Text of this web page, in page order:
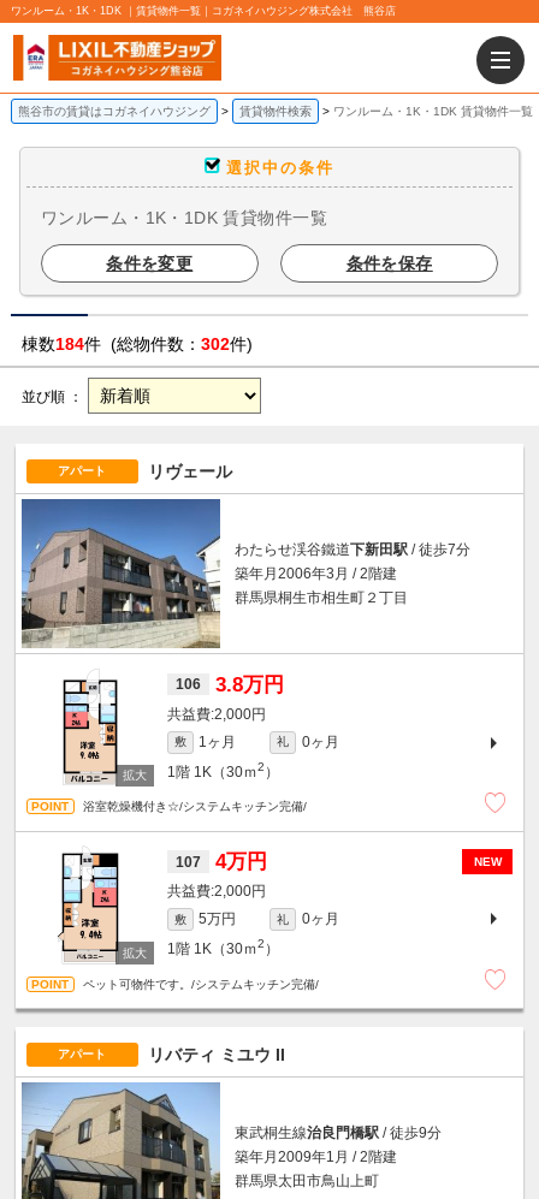
ワンルーム・1K・1DK ｜賃貸物件一覧｜コガネイハウジング株式会社 熊谷店
熊谷市の賃貸はコガネイハウジング 賃貸物件検索 ワンルーム・1K・1DK 賃貸物件一覧
選択中の条件
ワンルーム・1K・1DK 賃貸物件一覧
条件を変更 条件を保存
棟数184件 (総物件数： 302件)
並び順 ：
アパート リヴェール
わたらせ渓谷鐵道下新田駅 / 徒歩7分
築年月2006年3月 / 2階建
群馬県桐生市相生町２丁目
106 3.8万円
2,000円
敷 1ヶ月 礼
0ヶ月
1階 1K（30ｍ2 ）
浴室乾燥機付き☆/システムキッチン完備/
NEW
107 4万円
2,000円
敷 5万円 礼
0ヶ月
1階 1K（30ｍ2 ）
ペット可物件です。/システムキッチン完備/
アパート リバティ ミユウ II
東武桐生線治良門橋駅 / 徒歩9分
築年月2009年1月 / 2階建
群馬県太田市鳥山上町